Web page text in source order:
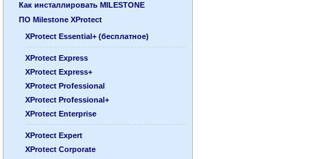
Как инсталлировать MILESTONE
ПО Milestone XProtect
XProtect Essential+ (бесплатное)
XProtect Express
XProtect Express+
XProtect Professional
XProtect Professional+
XProtect Enterprise
XProtect Expert
XProtect Corporate